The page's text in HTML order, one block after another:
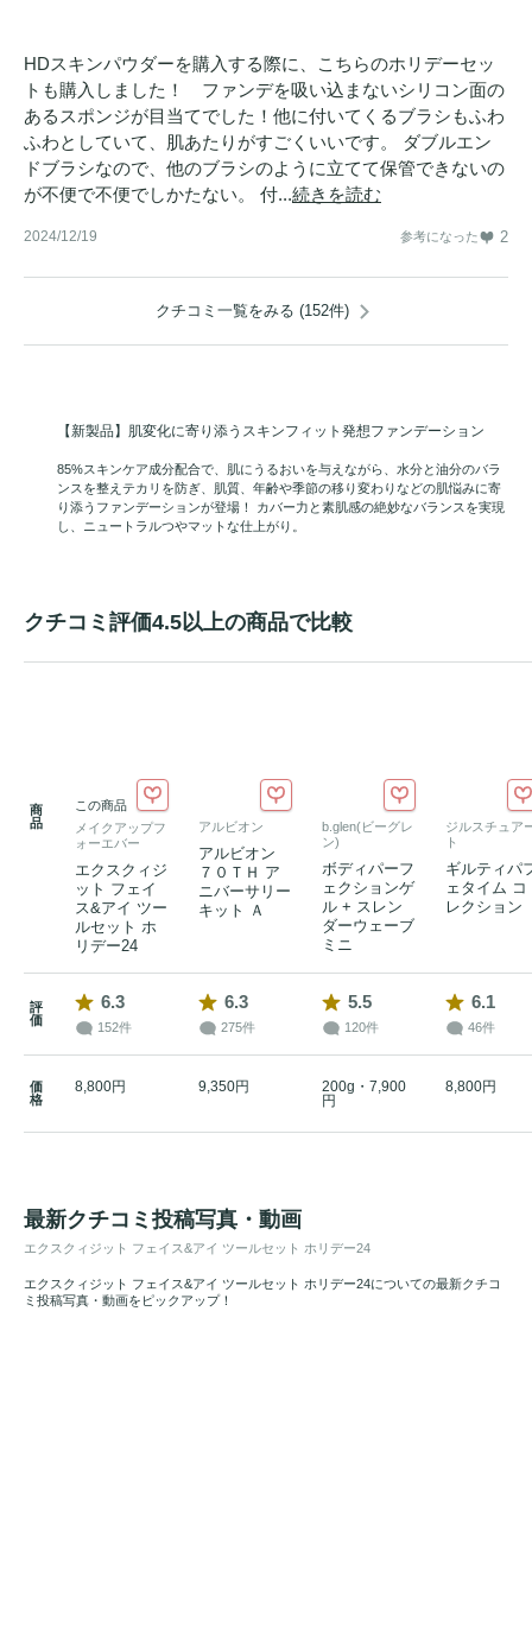
HDスキンパウダーを購入する際に、こちらのホリデーセッ
トも購入しました！ ファンデを吸い込まないシリコン面の
あるスポンジが目当てでした！他に付いてくるブラシもふわ
ふわとしていて、肌あたりがすごくいいです。 ダブルエン
ドブラシなので、他のブラシのように立てて保管できないの
が不便で不便でしかたない。 付...続きを読む
2024/12/19 参考になった 2
クチコミ一覧をみる (152件)
【新製品】肌変化に寄り添うスキンフィット発想ファンデーション
85%スキンケア成分配合で、肌にうるおいを与えながら、水分と油分のバラ
ンスを整えテカリを防ぎ、肌質、年齢や季節の移り変わりなどの肌悩みに寄
り添うファンデーションが登場！ カバー力と素肌感の絶妙なバランスを実現
し、ニュートラルつやマットな仕上がり。
クチコミ評価4.5以上の商品で比較
商
品
この商品
メイクアップフ
ォーエバー
エクスクィジ
ット フェイ
ス&アイ ツー
ルセット ホ
リデー24
アルビオン
アルビオン
７０ＴＨ ア
ニバーサリー
キット Ａ
b.glen(ビーグレ
ン)
ボディパーフ
ェクションゲ
ル + スレン
ダーウェーブ
ミニ
ジルスチュア
ト
ギルティパ
ェタイム コ
レクション
評
価
6.3
152件
6.3
275件
5.5
120件
6.1
46件
価
格
8,800円 9,350円
200g・7,900
円
8,800円
最新クチコミ投稿写真・動画
エクスクィジット フェイス&アイ ツールセット ホリデー24
エクスクィジット フェイス&アイ ツールセット ホリデー24についての最新クチコ
ミ投稿写真・動画をピックアップ！